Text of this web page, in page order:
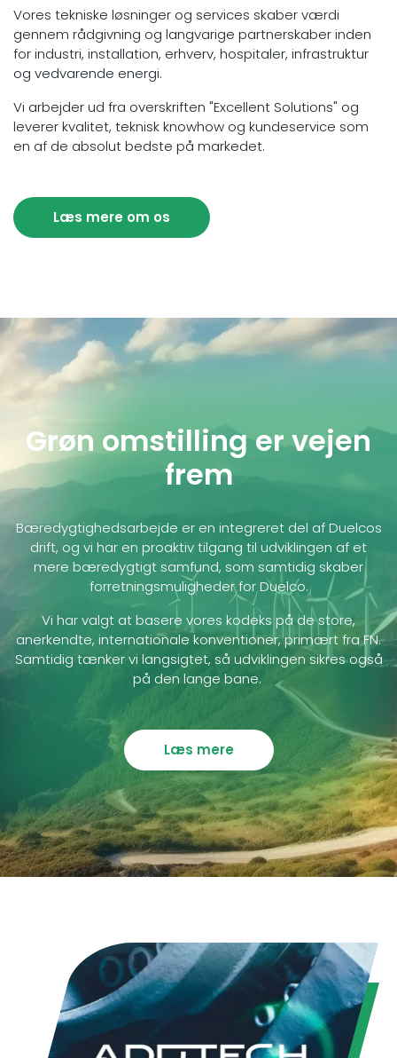
Vores tekniske løsninger og services skaber værdi
gennem rådgivning og langvarige partnerskaber inden
for industri, installation, erhverv, hospitaler, infrastruktur
og vedvarende energi.
Vi arbejder ud fra overskriften "Excellent Solutions" og
leverer kvalitet, teknisk knowhow og kundeservice som
en af de absolut bedste på markedet.
Læs mere om os
Grøn omstilling er vejen
frem
Bæredygtighedsarbejde er en integreret del af Duelcos
drift, og vi har en proaktiv tilgang til udviklingen af et
mere bæredygtigt samfund, som samtidig skaber
forretningsmuligheder for Duelco.
Vi har valgt at basere vores kodeks på de store,
anerkendte, internationale konventioner, primært fra FN.
Samtidig tænker vi langsigtet, så udviklingen sikres også
på den lange bane.
Læs mere